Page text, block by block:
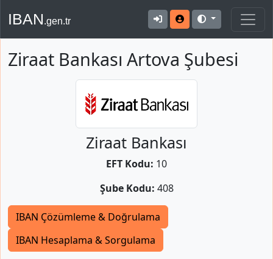
IBAN.gen.tr
Ziraat Bankası Artova Şubesi
Ziraat Bankası
EFT Kodu: 10
Şube Kodu: 408
IBAN Çözümleme & Doğrulama
IBAN Hesaplama & Sorgulama